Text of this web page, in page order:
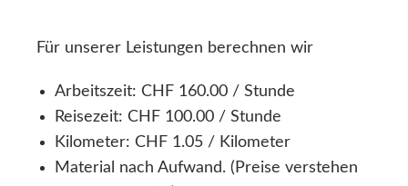
Für unserer Leistungen berechnen wir
Arbeitszeit: CHF 160.00 / Stunde
Reisezeit: CHF 100.00 / Stunde
Kilometer: CHF 1.05 / Kilometer
Material nach Aufwand. (Preise verstehen